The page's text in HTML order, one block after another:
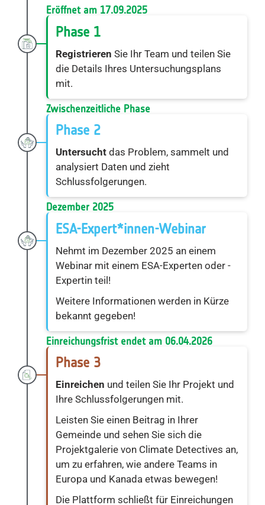
Eröffnet am 17.09.2025
Phase 1
Registrieren Sie Ihr Team und teilen Sie
die Details Ihres Untersuchungsplans
mit.
Zwischenzeitliche Phase
Phase 2
Untersucht das Problem, sammelt und
analysiert Daten und zieht
Schlussfolgerungen.
Dezember 2025
ESA-Expert*innen-Webinar
Nehmt im Dezember 2025 an einem
Webinar mit einem ESA-Experten oder -
Expertin teil!
Weitere Informationen werden in Kürze
bekannt gegeben!
Einreichungsfrist endet am 06.04.2026
Phase 3
Einreichen und teilen Sie Ihr Projekt und
Ihre Schlussfolgerungen mit.
Leisten Sie einen Beitrag in Ihrer
Gemeinde und sehen Sie sich die
Projektgalerie von Climate Detectives an,
um zu erfahren, wie andere Teams in
Europa und Kanada etwas bewegen!
Die Plattform schließt für Einreichungen